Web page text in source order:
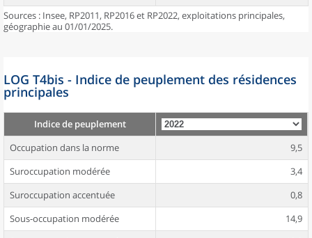
Sources : Insee, RP2011, RP2016 et RP2022, exploitations principales,
géographie au 01/01/2025.
LOG T4bis - Indice de peuplement des résidences
principales
Indice de peuplement
Occupation dans la norme
9,5
Suroccupation modérée
3,4
Suroccupation accentuée
0,8
Sous-occupation modérée
14,9